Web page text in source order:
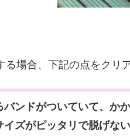
る場合、下記の点をクリ
バンドがついていて、か
イズがピッタリで脱げな